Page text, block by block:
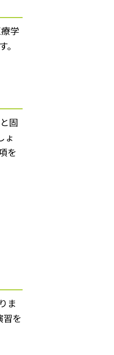
学
固
ょ
を
ま
習を